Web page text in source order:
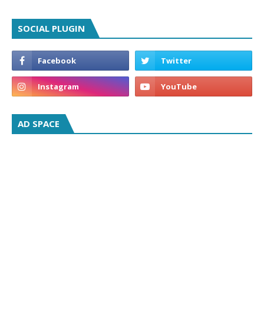
SOCIAL PLUGIN
AD SPACE